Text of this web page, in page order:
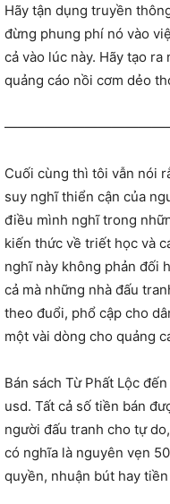
Hãy tận dụng truyền
đừng phung phí nó vào
cả vào lúc này. Hãy tạo
quảng cáo nồi cơm dẻo
Cuối cùng thì tôi vẫn nói
suy nghĩ thiển cận của
điều mình nghĩ trong
kiến thức về triết học và
nghĩ này không phản đối
cả mà những nhà đấu
theo đuổi, phổ cập cho
một vài dòng cho quảng
Bán sách Từ Phất Lộc
usd. Tất cả số tiền bán
người đấu tranh cho tự
có nghĩa là nguyên vẹn
quyền, nhuận bút hay